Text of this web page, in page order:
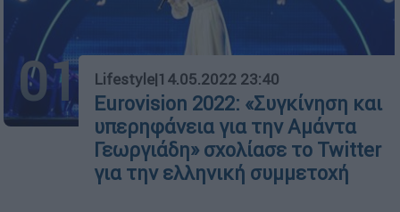
01 Lifestyle|14.05.2022 23:40
Eurovision 2022: «Συγκίνηση και
υπερηφάνεια για την Αμάντα
Γεωργιάδη» σχολίασε το Twitter
για την ελληνική συμμετοχή